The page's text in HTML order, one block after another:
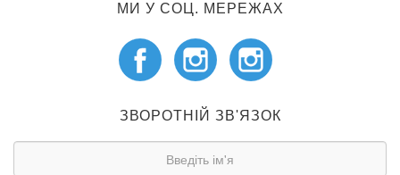
МИ У СОЦ. МЕРЕЖАХ
ЗВОРОТНІЙ ЗВ'ЯЗОК